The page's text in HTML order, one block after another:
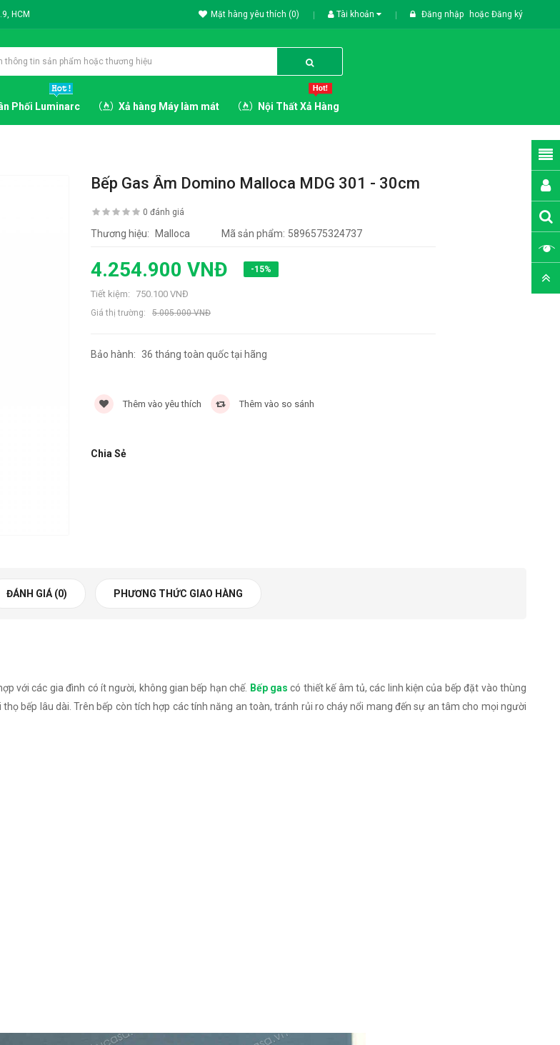
HCM Mặt hàng yêu thích (0) Tài khoản Đăng nhập hoặc Đăng ký
Phối Luminarc Xả hàng Máy làm mát Nội Thất Xả Hàng
Bếp Gas Âm Domino Malloca MDG 301 - 30cm
0 đánh giá
Thương hiệu: Malloca Mã sản phẩm: 5896575324737
4.254.900 VNĐ -15%
Tiết kiệm: 750.100 VNĐ
Giá thị trường: 5.005.000 VNĐ
Bảo hành: 36 tháng toàn quốc tại hãng
Thêm vào yêu thích Thêm vào so sánh
Chia Sẻ
ĐÁNH GIÁ (0) PHƯƠNG THỨC GIAO HÀNG
với các gia đình có ít người, không gian bếp hạn chế. Bếp gas có thiết kế âm tủ, các linh kiện của bếp đặt vào thùng
bếp lâu dài. Trên bếp còn tích hợp các tính năng an toàn, tránh rủi ro cháy nổi mang đến sự an tâm cho mọi người